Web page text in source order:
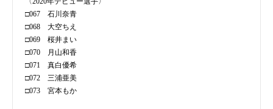
□067 石川奈青
□068 大空ちえ
□069 桜井まい
□070 月山和香
□071 真白優希
□072 三浦亜美
□073 宮本もか